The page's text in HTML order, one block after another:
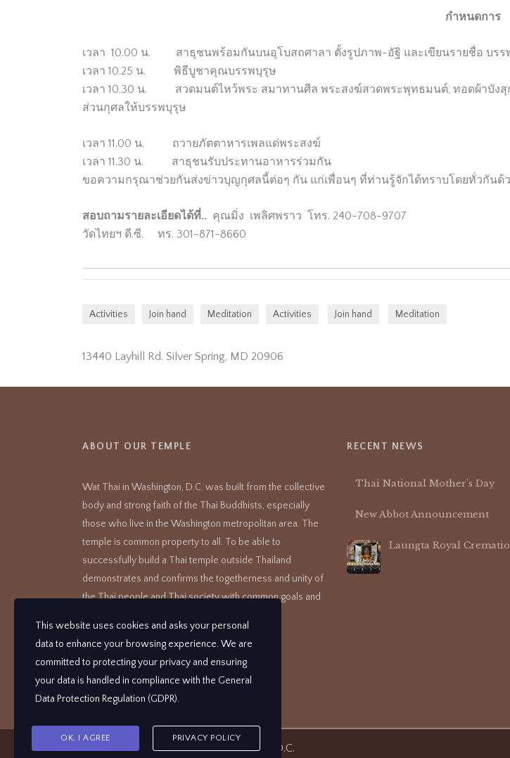
กำหนดการ
เวลา 10.00 น. สาธุชนพร้อมกันบนอุโบสถศาลา ตั้งรูปภาพ-อัฐิ และเขียนรายชื่อ บรร
เวลา 10.25 น. พิธีบูชาคุณบรรพบุรุษ
เวลา 10.30 น. สวดมนต์ไหว้พระ สมาทานศีล พระสงฆ์สวดพระพุทธมนต์, ทอดผ้าบัง
ส่วนกุศลให้บรรพบุรุษ
เวลา 11.00 น. ถวายภัตตาหารเพลแด่พระสงฆ์
เวลา 11.30 น. สาธุชนรับประทานอาหารร่วมกัน
ขอความกรุณาช่วยกันส่งข่าวบุญกุศลนี้ต่อๆ กัน แก่เพื่อนๆ ที่ท่านรู้จักได้ทราบโดยทั่วกันด้ว
สอบถามรายละเอียดได้ที่.. คุณมิ่ง เพลิศพราว โทร. 240-708-9707
วัดไทยฯ ดี.ซี. ทร. 301-871-8660
Activities Join hand Meditation Activities Join hand Meditation
13440 Layhill Rd. Silver Spring, MD 20906
ABOUT OUR TEMPLE
Wat Thai in Washington, D.C. was built from the collective
body and strong faith of the Thai Buddhists, especially
those who live in the Washington metropolitan area. The
temple is common property to all. To be able to
successfully build a Thai temple outside Thailand
demonstrates and confirms the togetherness and unity of
the Thai people and Thai society with common goals and
RECENT NEWS
Thai National Mother’s Day
New Abbot Announcement
Laungta Royal
Copyright © 2026Wat Thai Washington D.C.
This website uses cookies and asks your personal
data to enhance your browsing experience. We are
committed to protecting your privacy and ensuring
your data is handled in compliance with the General
Data Protection Regulation (GDPR).
OK, I AGREE PRIVACY POLICY